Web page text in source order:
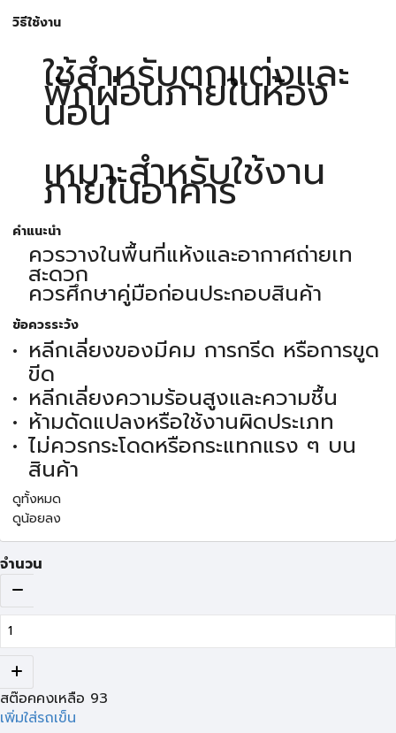
วิธีใช้งาน
ใช้สำหรับตกแต่งและ
พักผ่อนภายในห้อง
นอน
เหมาะสำหรับใช้งาน
ภายในอาคาร
คำแนะนำ
ควรวางในพื้นที่แห้งและอากาศถ่ายเท
สะดวก
ควรศึกษาคู่มือก่อนประกอบสินค้า
ข้อควรระวัง
หลีกเลี่ยงของมีคม การกรีด หรือการขูด
ขีด
หลีกเลี่ยงความร้อนสูงและความชื้น
ห้ามดัดแปลงหรือใช้งานผิดประเภท
ไม่ควรกระโดดหรือกระแทกแรง ๆ บน
สินค้า
ดูทั้งหมด
ดูน้อยลง
จำนวน
สต๊อคคงเหลือ 93
เพิ่มใส่รถเข็น